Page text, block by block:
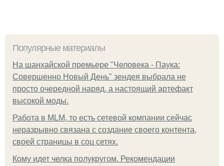
Популярные материалы
На шанхайской премьере "Человека - Паука:
Совершенно Новый День" зендея выбрала не
просто очередной наряд, а настоящий артефакт
высокой моды.
Работа в MLM, то есть сетевой компании сейчас
неразрывно связана с создание своего контента,
своей страницы в соц сетях.
Кому идет челка полукругом. Рекомендации